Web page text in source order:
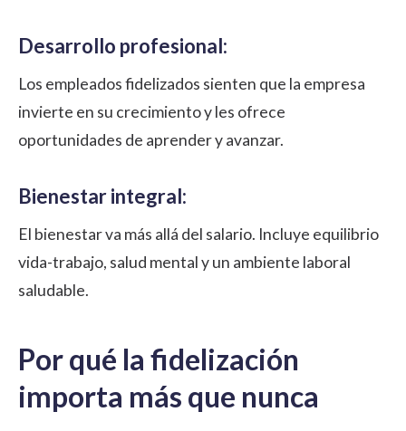
Desarrollo profesional:
Los empleados fidelizados sienten que la empresa
invierte en su crecimiento y les ofrece
oportunidades de aprender y avanzar.
Bienestar integral:
El bienestar va más allá del salario. Incluye equilibrio
vida-trabajo, salud mental y un ambiente laboral
saludable.
Por qué la fidelización
importa más que nunca